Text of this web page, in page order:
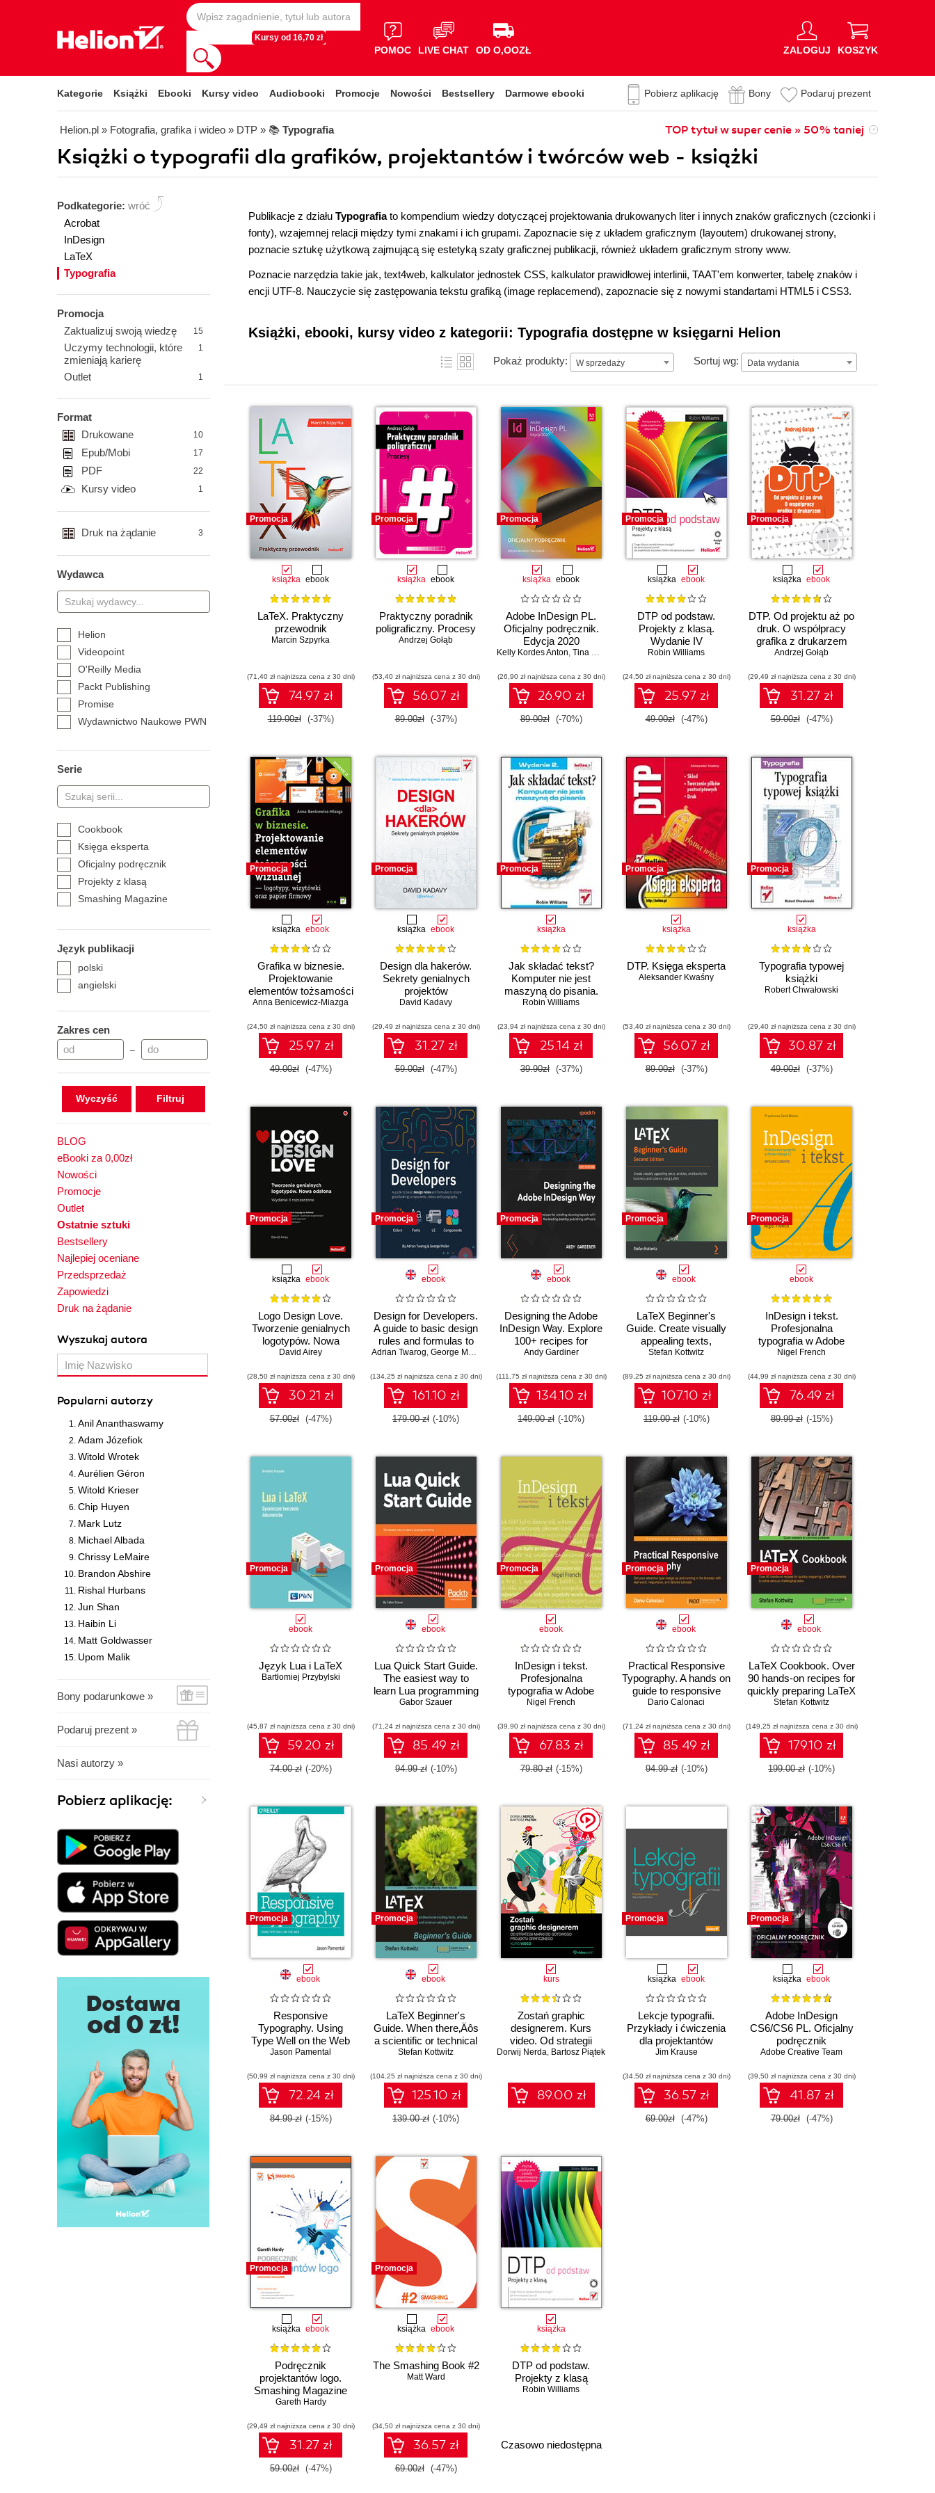
Kursy od 16,70 zł
POMOC LIVE CHAT OD O,OOZŁ ZALOGUJ KOSZYK
Kategorie Książki Ebooki Kursy video Audiobooki Promocje Nowości Bestsellery Darmowe ebooki Pobierz aplikację Bony Podaruj prezent
Helion.pl » Fotografia, grafika i wideo » DTP » 📚 Typografia TOP tytuł w super cenie » 50% taniej
Książki o typografii dla grafików, projektantów i twórców web - książki
Podkategorie: wróć
Acrobat
InDesign
LaTeX
Typografia
Promocja
Zaktualizuj swoją wiedzę
15
Uczymy technologii, które
zmieniają karierę
1
Outlet 1
Format
Drukowane
10
Epub/Mobi 17
PDF 22
Kursy video 1
Druk na żądanie 3
Wydawca
Helion
Videopoint
O'Reilly Media
Packt Publishing
Promise
Wydawnictwo Naukowe PWN
Serie
Cookbook
Księga eksperta
Oficjalny podręcznik
Projekty z klasą
Smashing Magazine
Język publikacji
polski
angielski
Zakres cen
–
Wyczyść
BLOG
eBooki za 0,00zł
Nowości
Promocje
Outlet
Ostatnie sztuki
Bestsellery
Najlepiej oceniane
Przedsprzedaż
Zapowiedzi
Druk na żądanie
Wyszukaj autora
Popularni autorzy
Anil Ananthaswamy
Adam Józefiok
Witold Wrotek
Aurélien Géron
Witold Krieser
Chip Huyen
Mark Lutz
Michael Albada
Chrissy LeMaire
Brandon Abshire
Rishal Hurbans
Jun Shan
Haibin Li
Matt Goldwasser
Upom Malik
Bony podarunkowe »
Podaruj prezent »
Nasi autorzy »
Pobierz aplikację:
Publikacje z działu Typografiato kompendium wiedzy dotyczącej projektowania drukowanych liter i innych znaków graficznych (czcionki i
fonty), wzajemnej relacji między tymi znakami i ich grupami. Zapoznacie się z układem graficznym (layoutem) drukowanej strony,
poznacie sztukę użytkową zajmującą się estetyką szaty graficznej publikacji, również układem graficznym strony www.
Poznacie narzędzia takie jak, text4web, kalkulator jednostek CSS, kalkulator prawidłowej interlinii, TAAT'em konwerter, tabelę znaków i
encji UTF-8. Nauczycie się zastępowania tekstu grafiką (image replacemend), zapoznacie się z nowymi standartami HTML5 i CSS3.
Książki, ebooki, kursy video z kategorii: Typografia dostępne w księgarni Helion
Pokaż produkty: W sprzedaży Sortuj wg: Data wydania
Data wydania
Promocja
książka ebook
LaTeX. Praktyczny
przewodnik
Marcin Szpyrka
(71,40 zł najniższa cena z 30 dni)
74.97 zł
119.00zł (-37%)
Promocja
książka ebook
Praktyczny poradnik
poligraficzny. Procesy
Andrzej Gołąb
(53,40 zł najniższa cena z 30 dni)
56.07 zł
89.00zł (-37%)
Promocja
książka ebook
Adobe InDesign PL.
Oficjalny podręcznik.
Edycja 2020
Kelly Kordes Anton, Tina DeJarld
(26,90 zł najniższa cena z 30 dni)
26.90 zł
89.00zł (-70%)
Promocja
książka ebook
DTP od podstaw.
Projekty z klasą.
Wydanie IV
Robin Williams
(24,50 zł najniższa cena z 30 dni)
25.97 zł
49.00zł (-47%)
Promocja
książka ebook
DTP. Od projektu aż po
druk. O współpracy
grafika z drukarzem
Andrzej Gołąb
(29,49 zł najniższa cena z 30 dni)
31.27 zł
59.00zł (-47%)
Promocja
książka ebook
Grafika w biznesie.
Projektowanie
elementów tożsamości
wizualnej - logotypy,
firmowy. Wydanie II
Anna Benicewicz-Miazga
(24,50 zł najniższa cena z 30 dni)
25.97 zł
49.00zł (-47%)
Promocja
książka ebook
Design dla hakerów.
Sekrety genialnych
projektów
David Kadavy
(29,49 zł najniższa cena z 30 dni)
31.27 zł
59.00zł (-47%)
Promocja
książka
Jak składać tekst?
Komputer nie jest
maszyną do pisania.
Wydanie 2
Robin Williams
(23,94 zł najniższa cena z 30 dni)
25.14 zł
39.90zł (-37%)
Promocja
książka
DTP. Księga eksperta
Aleksander Kwaśny
(53,40 zł najniższa cena z 30 dni)
56.07 zł
89.00zł (-37%)
Promocja
książka
Typografia typowej
książki
Robert Chwałowski
(29,40 zł najniższa cena z 30 dni)
30.87 zł
49.00zł (-37%)
Promocja
książka ebook
Logo Design Love.
Tworzenie genialnych
logotypów. Nowa
odsłona
David Airey
(28,50 zł najniższa cena z 30 dni)
30.21 zł
57.00zł (-47%)
Promocja
ebook
Design for Developers.
A guide to basic design
rules and formulas to
create good looking
and typography
Adrian Twarog, George Moller
(134,25 zł najniższa cena z 30 dni)
161.10 zł
179.00 zł (-10%)
Promocja
ebook
Designing the Adobe
InDesign Way. Explore
100+ recipes for
creating stunning
desktop publishing
software
Andy Gardiner
(111,75 zł najniższa cena z 30 dni)
134.10 zł
149.00 zł (-10%)
Promocja
ebook
LaTeX Beginner's
Guide. Create visually
appealing texts,
articles, and books for
using LaTeX - Second
Edition
Stefan Kottwitz
(89,25 zł najniższa cena z 30 dni)
107.10 zł
119.00 zł (-10%)
Promocja
ebook
InDesign i tekst.
Profesjonalna
typografia w Adobe
InDesign, wyd. 4
Nigel French
(44,99 zł najniższa cena z 30 dni)
76.49 zł
89.99 zł (-15%)
Promocja
ebook
Język Lua i LaTeX
Bartłomiej Przybylski
(45,87 zł najniższa cena z 30 dni)
59.20 zł
74.00 zł (-20%)
Promocja
ebook
Lua Quick Start Guide.
The easiest way to
learn Lua programming
Gabor Szauer
(71,24 zł najniższa cena z 30 dni)
85.49 zł
94.99 zł (-10%)
Promocja
ebook
InDesign i tekst.
Profesjonalna
typografia w Adobe
InDesign, wyd. 3
Nigel French
(39,90 zł najniższa cena z 30 dni)
67.83 zł
79.80 zł (-15%)
Promocja
ebook
Practical Responsive
Typography. A hands on
guide to responsive
typography
Dario Calonaci
(71,24 zł najniższa cena z 30 dni)
85.49 zł
94.99 zł (-10%)
Promocja
ebook
LaTeX Cookbook. Over
90 hands-on recipes for
quickly preparing LaTeX
documents to solve
tasks
Stefan Kottwitz
(149,25 zł najniższa cena z 30 dni)
179.10 zł
199.00 zł (-10%)
Promocja
ebook
Responsive
Typography. Using
Type Well on the Web
Jason Pamental
(50,99 zł najniższa cena z 30 dni)
72.24 zł
84.99 zł (-15%)
Promocja
ebook
LaTeX Beginner's
Guide. When there‚Äôs
a scientific or technical
paper to write, the
very attractive. But
where can you learn
about the software?
The answer is this
examples and
explanations
Stefan Kottwitz
(104,25 zł najniższa cena z 30 dni)
125.10 zł
139.00 zł (-10%)
kurs
Zostań graphic
designerem. Kurs
video. Od strategii
marki do gotowego
Dorwij Nerda, Bartosz Piątek
89.00 zł
Promocja
książka ebook
Lekcje typografii.
Przykłady i ćwiczenia
dla projektantów
Jim Krause
(34,50 zł najniższa cena z 30 dni)
36.57 zł
69.00zł (-47%)
Promocja
książka ebook
Adobe InDesign
CS6/CS6 PL. Oficjalny
podręcznik
Adobe Creative Team
(39,50 zł najniższa cena z 30 dni)
41.87 zł
79.00zł (-47%)
Promocja
książka ebook
Podręcznik
projektantów logo.
Smashing Magazine
Gareth Hardy
(29,49 zł najniższa cena z 30 dni)
31.27 zł
59.00zł (-47%)
Promocja
książka ebook
The Smashing Book #2
Matt Ward
(34,50 zł najniższa cena z 30 dni)
36.57 zł
69.00zł (-47%)
książka
DTP od podstaw.
Projekty z klasą
Robin Williams
Czasowo niedostępna